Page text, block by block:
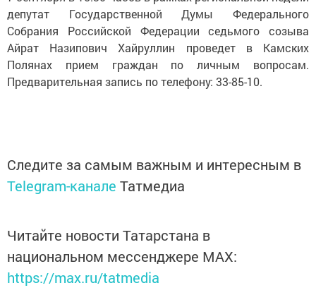
депутат Государственной Думы Федерального
Собрания Российской Федерации седьмого созыва
Айрат Назипович Хайруллин проведет в Камских
Полянах прием граждан по личным вопросам.
Предварительная запись по телефону: 33-85-10.
Следите за самым важным и интересным в
Telegram-канале Татмедиа
Читайте новости Татарстана в
национальном мессенджере MАХ:
https://max.ru/tatmedia